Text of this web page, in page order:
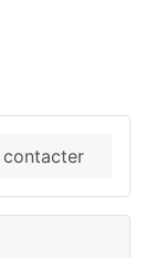
contacter